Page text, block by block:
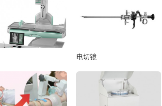
电切镜